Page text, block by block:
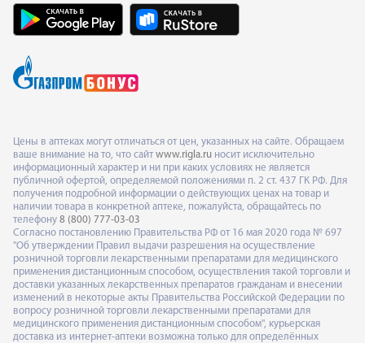
Цены в аптеках могут отличаться от цен, указанных на сайте. Обращаем
ваше внимание на то, что сайт www.rigla.ru носит исключительно
информационный характер и ни при каких условиях не является
публичной офертой, определяемой положениями п. 2 ст. 437 ГК РФ. Для
получения подробной информации о действующих ценах на товар и
наличии товара в конкретной аптеке, пожалуйста, обращайтесь по
телефону 8 (800) 777-03-03
Согласно постановлению Правительства РФ от 16 мая 2020 года № 697
"Об утверждении Правил выдачи разрешения на осуществление
розничной торговли лекарственными препаратами для медицинского
применения дистанционным способом, осуществления такой торговли и
доставки указанных лекарственных препаратов гражданам и внесении
изменений в некоторые акты Правительства Российской Федерации по
вопросу розничной торговли лекарственными препаратами для
медицинского применения дистанционным способом", курьерская
доставка из интернет-аптеки возможна только для определённых